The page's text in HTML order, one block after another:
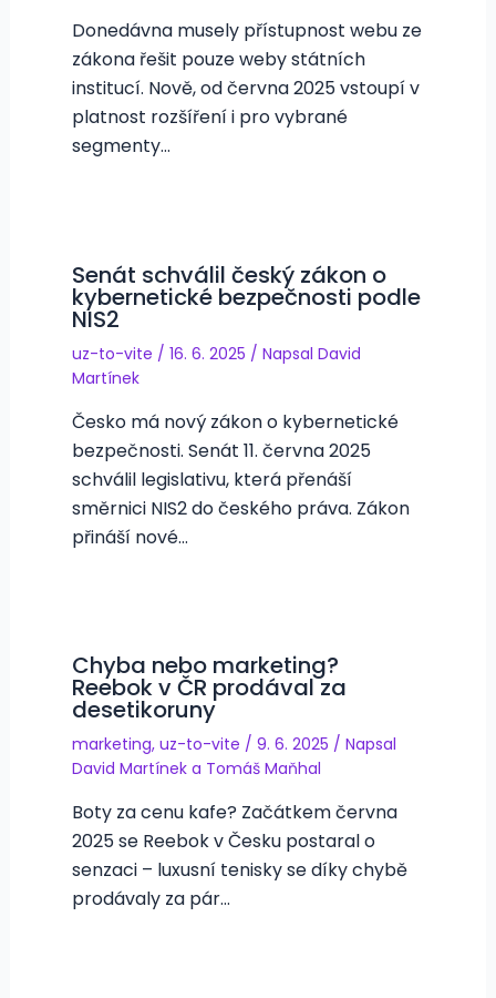
Donedávna musely přístupnost webu ze
zákona řešit pouze weby státních
institucí. Nově, od června 2025 vstoupí v
platnost rozšíření i pro vybrané
segmenty…
Senát schválil český zákon o
kybernetické bezpečnosti podle
NIS2
uz-to-vite / 16. 6. 2025 / Napsal David
Martínek
Česko má nový zákon o kybernetické
bezpečnosti. Senát 11. června 2025
schválil legislativu, která přenáší
směrnici NIS2 do českého práva. Zákon
přináší nové…
Chyba nebo marketing?
Reebok v ČR prodával za
desetikoruny
marketing, uz-to-vite / 9. 6. 2025 / Napsal
David Martíneka Tomáš Maňhal
Boty za cenu kafe? Začátkem června
2025 se Reebok v Česku postaral o
senzaci – luxusní tenisky se díky chybě
prodávaly za pár…